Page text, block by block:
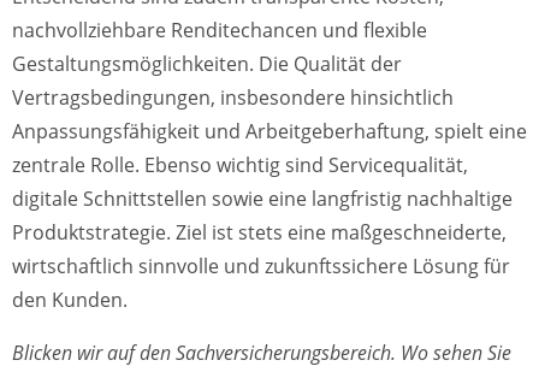
nachvollziehbare Renditechancen und flexible
Gestaltungsmöglichkeiten. Die Qualität der
Vertragsbedingungen, insbesondere hinsichtlich
Anpassungsfähigkeit und Arbeitgeberhaftung, spielt eine
zentrale Rolle. Ebenso wichtig sind Servicequalität,
digitale Schnittstellen sowie eine langfristig nachhaltige
Produktstrategie. Ziel ist stets eine maßgeschneiderte,
wirtschaftlich sinnvolle und zukunftssichere Lösung für
den Kunden.
Blicken wir auf den Sachversicherungsbereich. Wo sehen Sie